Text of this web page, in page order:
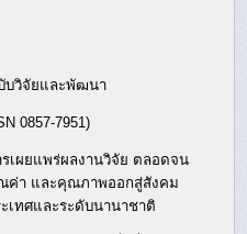
บวิจัยและพัฒนา
0857-7951)
รเผยแพร่ผลงานวิจัย ตลอดจน
ค่า และคุณภาพออกสู่สังคม
เทศและระดับนานาชาติ